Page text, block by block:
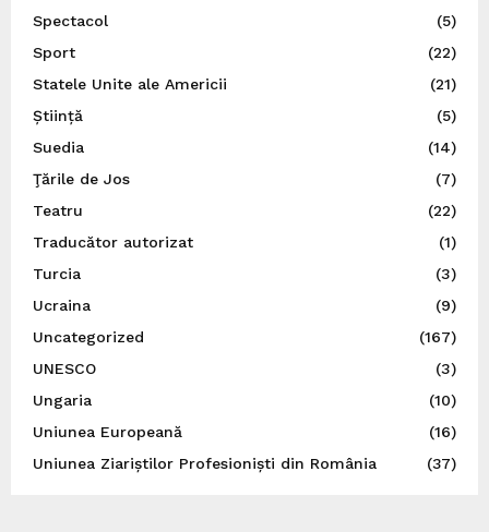
Spectacol
(5)
Sport
(22)
Statele Unite ale Americii
(21)
Știință
(5)
Suedia
(14)
Ţările de Jos
(7)
Teatru
(22)
Traducător autorizat
(1)
Turcia
(3)
Ucraina
(9)
Uncategorized
(167)
UNESCO
(3)
Ungaria
(10)
Uniunea Europeană
(16)
Uniunea Ziariștilor Profesioniști din România
(37)